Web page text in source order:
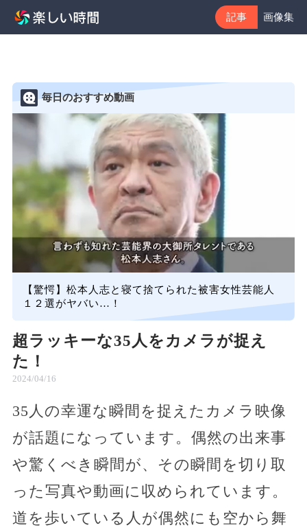
記事 画像集
毎日のおすすめ動画
【驚愕】松本人志と寝て捨てられた被害女性芸能人
１２選がヤバい…！
超ラッキーな35人をカメラが捉え
た！
2024/04/16
35人の幸運な瞬間を捉えたカメラ映像
が話題になっています。偶然の出来事
や驚くべき瞬間が、その瞬間を切り取
った写真や動画に収められています。
道を歩いている人が偶然にも空から舞